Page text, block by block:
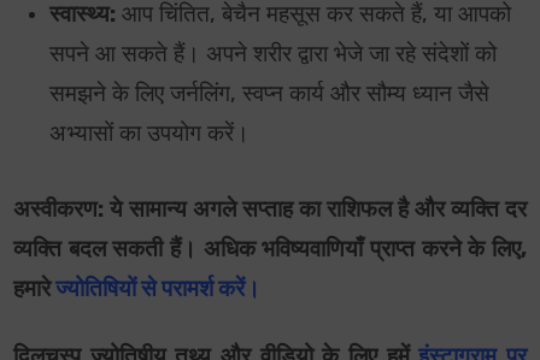
स्वास्थ्य: आप चिंतित, बेचैन महसूस कर सकते हैं, या आपको
सपने आ सकते हैं। अपने शरीर द्वारा भेजे जा रहे संदेशों को
समझने के लिए जर्नलिंग, स्वप्न कार्य और सौम्य ध्यान जैसे
अभ्यासोंका उपयोग करें।
अस्वीकरण: ये सामान्य अगले सप्ताह का राशिफल है और व्यक्ति दर
व्यक्ति बदल सकती हैं। अधिक भविष्यवाणियाँ प्राप्त करने के लिए,
हमारेज्योतिषियों से परामर्श करें।